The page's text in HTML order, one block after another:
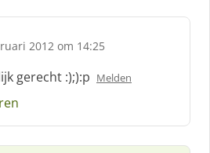
2012 om 14:25
gerecht :);):p Melden